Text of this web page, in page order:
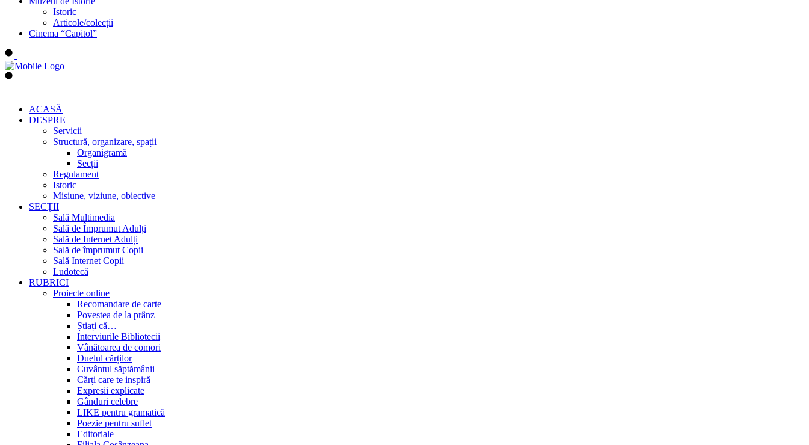
Istoric
Articole/colecții
Cinema “Capitol”
ACASĂ
DESPRE
Servicii
Structură, organizare, spații
Organigramă
Secții
Regulament
Istoric
Misiune, viziune, obiective
SECȚII
Sală Multimedia
Sală de Împrumut Adulți
Sală de Internet Adulți
Sală de împrumut Copii
Sală Internet Copii
Ludotecă
RUBRICI
Proiecte online
Recomandare de carte
Povestea de la prânz
Știați că…
Interviurile Bibliotecii
Vânătoarea de comori
Duelul cărților
Cuvântul săptămânii
Cărți care te inspiră
Expresii explicate
Gânduri celebre
LIKE pentru gramatică
Poezie pentru suflet
Editoriale